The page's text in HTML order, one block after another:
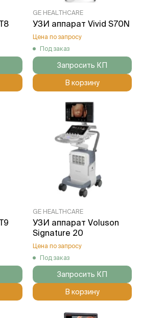
GE HEALTHCARE
УЗИ аппарат Vivid S70N
Цена по запросу
Под заказ
Запросить КП
В корзину
GE HEALTHCARE
УЗИ аппарат Voluson
Signature 20
Цена по запросу
Под заказ
Запросить КП
В корзину